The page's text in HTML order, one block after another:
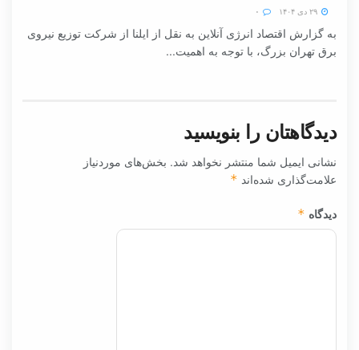
به گزارش اقتصاد انرژی آنلاین به نقل از ایلنا از شرکت توزیع نیروی
برق تهران بزرگ، با توجه به اهمیت...
دیدگاهتان را بنویسید
نشانی ایمیل شما منتشر نخواهد شد. بخش‌های موردنیاز
علامت‌گذاری شده‌اند *
دیدگاه *